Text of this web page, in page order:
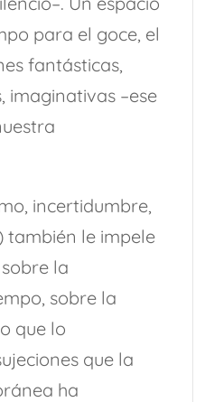
para el goce, el
fantásticas,
imaginativas –ese
incertidumbre,
también le impele
la
sobre la
que lo
que la
ha